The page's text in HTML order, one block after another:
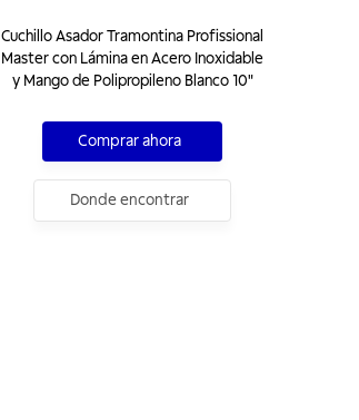
Cuchillo Asador Tramontina Profissional
Master con Lámina en Acero Inoxidable
y Mango de Polipropileno Blanco 10"
Comprar ahora
Donde encontrar